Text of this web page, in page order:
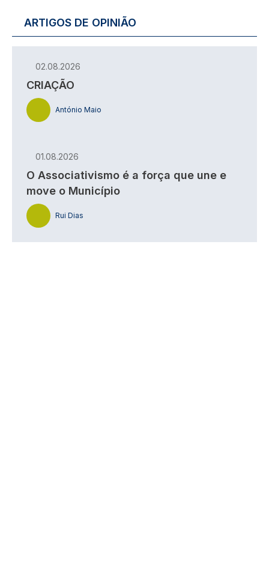
ARTIGOS DE OPINIÃO
02.08.2026
CRIAÇÃO
António Maio
01.08.2026
O Associativismo é a força que une e
move o Município
Rui Dias